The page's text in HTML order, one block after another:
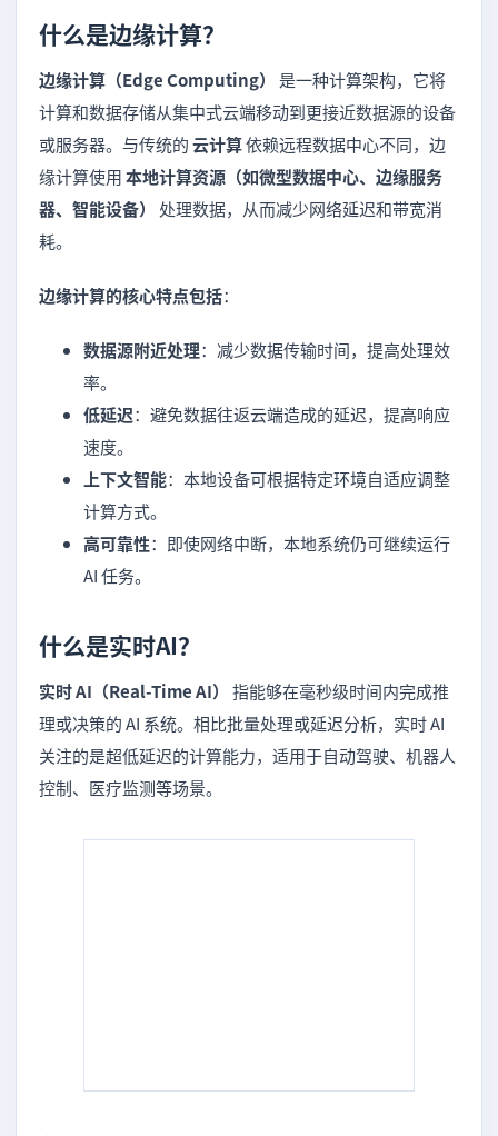
什么是边缘计算？
边缘计算（Edge Computing）
是一种计算架构，它将
计算和数据存储从集中式云端移动到更接近数据源的设备
或服务器。与传统的云计算依赖远程数据中心不同，边
缘计算使用本地计算资源（如微型数据中心、边缘服务
器、智能设备）
处理数据，从而减少网络延迟和带宽消
耗。
边缘计算的核心特点包括：
数据源附近处理：减少数据传输时间，提高处理效
率。
低延迟：避免数据往返云端造成的延迟，提高响应
速度。
上下文智能：本地设备可根据特定环境自适应调整
计算方式。
高可靠性：即使网络中断，本地系统仍可继续运行
AI 任务。
什么是实时AI？
实时 AI（Real-Time AI）
指能够在毫秒级时间内完成推
理或决策的 AI 系统。相比批量处理或延迟分析，实时 AI
关注的是超低延迟的计算能力，适用于自动驾驶、机器人
控制、医疗监测等场景。